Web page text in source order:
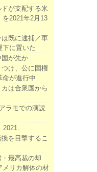
が支配する米
を2021年2月13
既に逮捕／軍
下に置いた
が先か
け、公に国権
命が進行中
は合衆国から
ラモでの演説
を目撃するこ
最高裁の却
メリカ解体の材